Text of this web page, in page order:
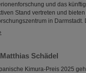
und das
Stand vertreten und
in
Schädel
Kimura-Preis 2025